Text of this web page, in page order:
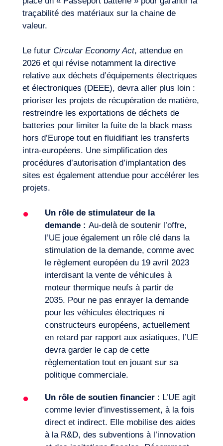
Notre aventure
traçabilité des matériaux sur la chaine de
valeur.
Le futur Circular Economy Act, attendue en
2026 et qui révise notamment la directive
relative aux déchets d’équipements électriques
et électroniques (DEEE), devra aller plus loin :
prioriser les projets de récupération de matière,
restreindre les exportations de déchets de
batteries pour limiter la fuite de la black mass
hors d’Europe tout en fluidifiant les transferts
intra-européens. Une simplification des
procédures d’autorisation d’implantation des
sites est également attendue pour accélérer les
projets.
Un rôle de stimulateur de la
demande : Au-delà de soutenir l’offre,
l’UE joue également un rôle clé dans la
stimulation de la demande, comme avec
le règlement européen du 19 avril 2023
interdisant la vente de véhicules à
moteur thermique neufs à partir de
2035. Pour ne pas enrayer la demande
pour les véhicules électriques ni
constructeurs européens, actuellement
en retard par rapport aux asiatiques, l’UE
devra garder le cap de cette
règlementation tout en jouant sur sa
politique commerciale.
Un rôlede soutien financier: L’UE agit
comme levier d’investissement, à la fois
direct et indirect. Elle mobilise des aides
à la R&D, des subventions à l’innovation